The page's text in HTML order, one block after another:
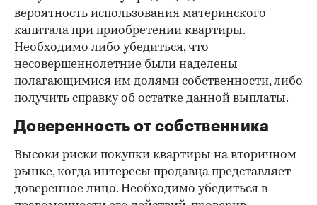
вероятность использования материнского
капитала при приобретении квартиры.
Необходимо либо убедиться, что
несовершеннолетние были наделены
полагающимися им долями собственности, либо
получить справку об остатке данной выплаты.
Доверенность от собственника
Высоки риски покупки квартиры на вторичном
рынке, когда интересы продавца представляет
доверенное лицо. Необходимо убедиться в